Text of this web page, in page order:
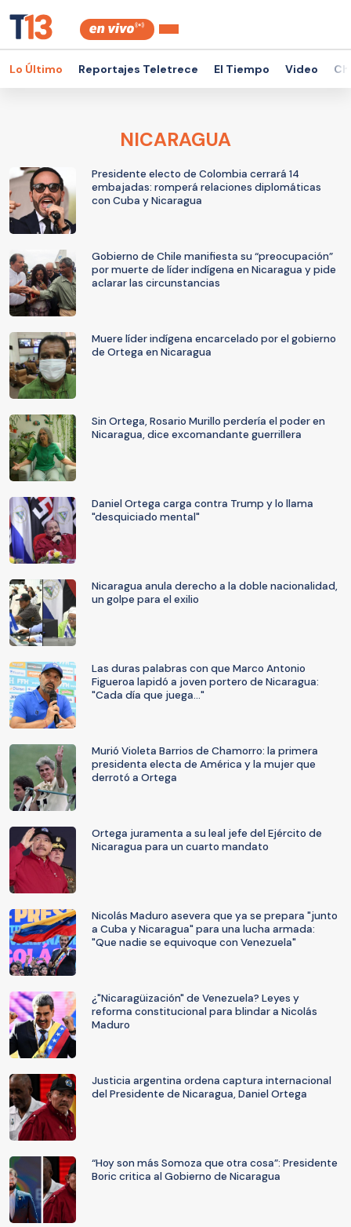
Lo Último Reportajes Teletrece El Tiempo Video
NICARAGUA
Presidente electo de Colombia cerrará 14
embajadas: romperá relaciones diplomáticas
con Cuba y Nicaragua
Gobierno de Chile manifiesta su “preocupación”
por muerte de líder indígena en Nicaragua y pide
aclarar las circunstancias
Muere líder indígena encarcelado por el gobierno
de Ortega en Nicaragua
Sin Ortega, Rosario Murillo perdería el poder en
Nicaragua, dice excomandante guerrillera
Daniel Ortega carga contra Trump y lo llama
"desquiciado mental"
Nicaragua anula derecho a la doble nacionalidad,
un golpe para el exilio
Las duras palabras con que Marco Antonio
Figueroa lapidó a joven portero de Nicaragua:
"Cada día que juega..."
Murió Violeta Barrios de Chamorro: la primera
presidenta electa de América y la mujer que
derrotó a Ortega
Ortega juramenta a su leal jefe del Ejército de
Nicaragua para un cuarto mandato
Nicolás Maduro asevera que ya se prepara "junto
a Cuba y Nicaragua" para una lucha armada:
"Que nadie se equivoque con Venezuela"
¿"Nicaragüización" de Venezuela? Leyes y
reforma constitucional para blindar a Nicolás
Maduro
Justicia argentina ordena captura internacional
del Presidente de Nicaragua, Daniel Ortega
“Hoy son más Somoza que otra cosa”: Presidente
Boric critica al Gobierno de Nicaragua